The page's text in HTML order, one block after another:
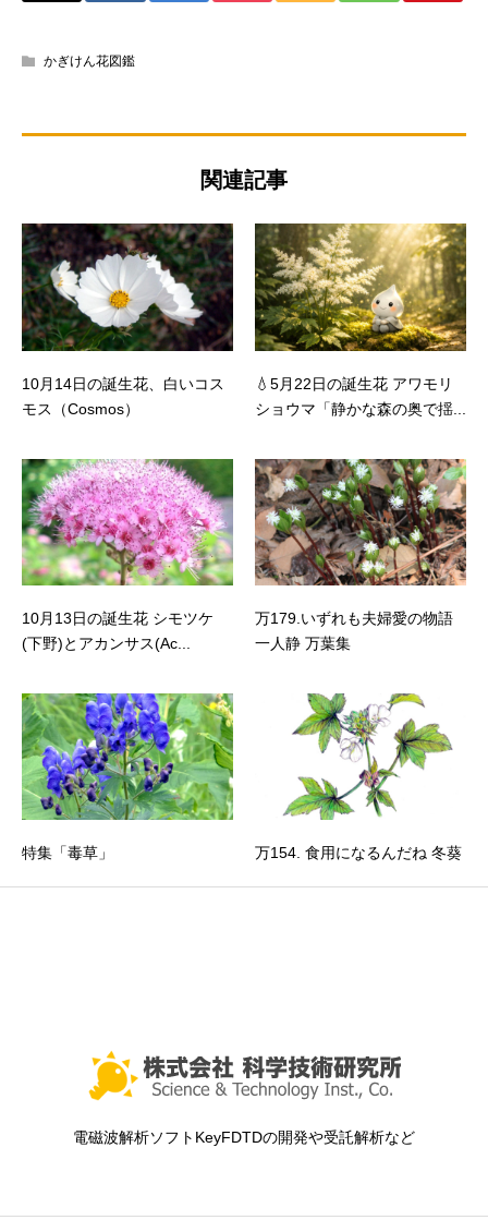
かぎけん花図鑑
関連記事
10月14日の誕生花、白いコス
モス（Cosmos）
💧5月22日の誕生花 アワモリ
ショウマ「静かな森の奥で揺...
10月13日の誕生花 シモツケ
(下野)とアカンサス(Ac...
万179.いずれも夫婦愛の物語
一人静 万葉集
特集「毒草」 万154. 食用になるんだね 冬葵
電磁波解析ソフトKeyFDTDの開発や受託解析など